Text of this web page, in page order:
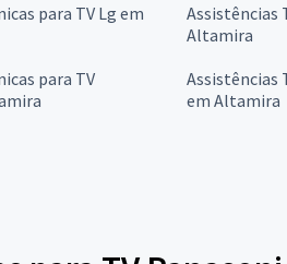
para TV Lg em
Assistências
Altamira
para TV
Assistências
em Altamira